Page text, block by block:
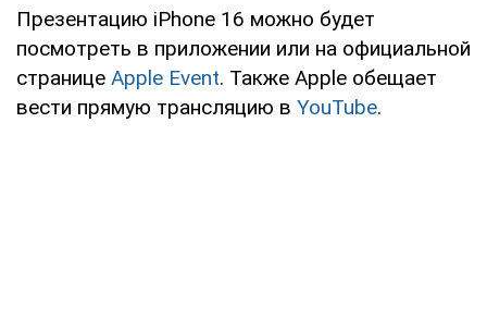
Презентацию iPhone 16 можно будет
посмотреть в приложении или на официальной
странице Apple Event. Также Apple обещает
вести прямую трансляцию в YouTube.